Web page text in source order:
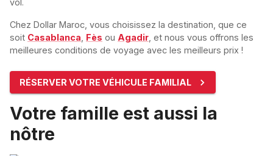
vol.
Chez Dollar Maroc, vous choisissez la destination, que ce
soit Casablanca Fès ou Agadir , et nous vous offrons les
meilleures conditions de voyage avec les meilleurs prix !
RÉSERVER VOTRE VÉHICULE FAMILIAL
Votre famille est aussi la
nôtre